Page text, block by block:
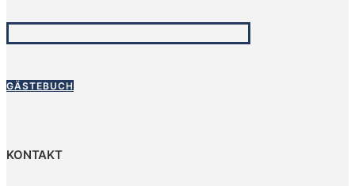
GÄSTEBUCH
KONTAKT